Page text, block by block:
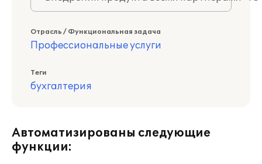
Отрасль / Функциональная задача
Профессиональные услуги
Теги
бухгалтерия
Автоматизированы следующие
функции: